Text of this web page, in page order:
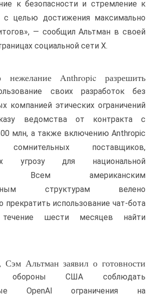
к безопасности и стремление к
с целью достижения максимально
— сообщил Альтман в своей
социальной сети X.
Anthropic разрешить
своих разработок без
компанией этических ограничений
ведомства от контракта с
млн, а также включению Anthropic
поставщиков,
угрозу для национальной
Всем американским
структурам велено
прекратить использование чат-бота
шести месяцев найти
Сэм Альтман заявил о готовности
обороны США соблюдать
OpenAI ограничения на